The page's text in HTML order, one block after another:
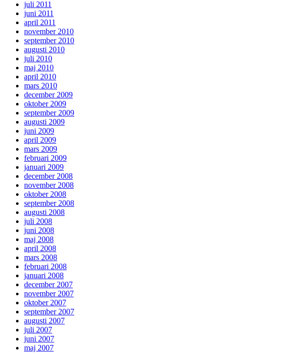
juli 2011
juni 2011
april 2011
november 2010
september 2010
augusti 2010
juli 2010
maj 2010
april 2010
mars 2010
december 2009
oktober 2009
september 2009
augusti 2009
juni 2009
april 2009
mars 2009
februari 2009
januari 2009
december 2008
november 2008
oktober 2008
september 2008
augusti 2008
juli 2008
juni 2008
maj 2008
april 2008
mars 2008
februari 2008
januari 2008
december 2007
november 2007
oktober 2007
september 2007
augusti 2007
juli 2007
juni 2007
maj 2007